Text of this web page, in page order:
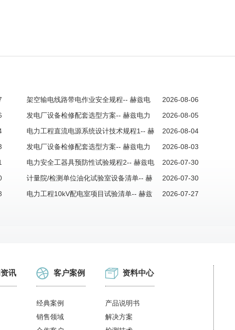
2026-08-06
架空输电线路带电作业安全规程-- 赫兹电
力
2026-08-05
发电厂设备检修配套选型方案-- 赫兹电力
2026-08-04
电力工程直流电源系统设计技术规程1-- 赫
兹电力
2026-08-03
发电厂设备检修配套选型方案-- 赫兹电力
2026-07-30
电力安全工器具预防性试验规程2-- 赫兹电
力
2026-07-30
计量院/检测单位油化试验室设备清单-- 赫
兹电力
2026-07-27
电力工程10kV配电室项目试验清单-- 赫兹
讯 客户案例
经典案例
销售领域
资料中心
产品说明书
解决方案